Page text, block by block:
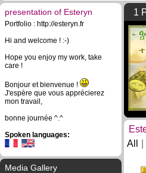
presentation of Esteryn
Portfolio : http://esteryn.fr
Hi and welcome ! :-)
Hope you enjoy my work, take
care !
Bonjour et bienvenue !
J'espère que vous apprécierez
mon travail,
bonne journée ^.^
Spoken languages:
Media Gallery
1
All